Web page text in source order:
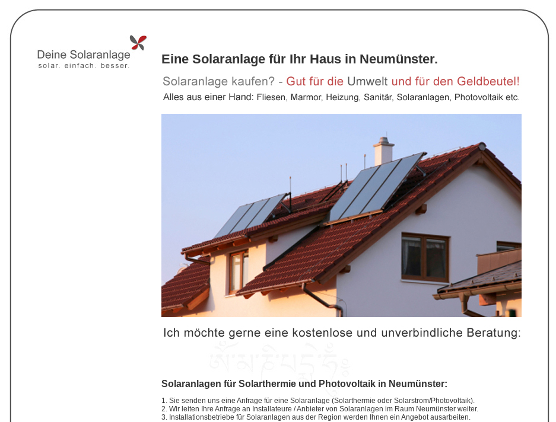
Eine Solaranlage für Ihr Haus in Neumünster.
Solaranlagen für Solarthermie und Photovoltaik in Neumünster:
1. Sie senden uns eine Anfrage für eine Solaranlage (Solarthermie oder Solarstrom/Photovoltaik).
2. Wir leiten Ihre Anfrage an Installateure / Anbieter von Solaranlagen im Raum Neumünster weiter.
3. Installationsbetriebe für Solaranlagen aus der Region werden Ihnen ein Angebot ausarbeiten.